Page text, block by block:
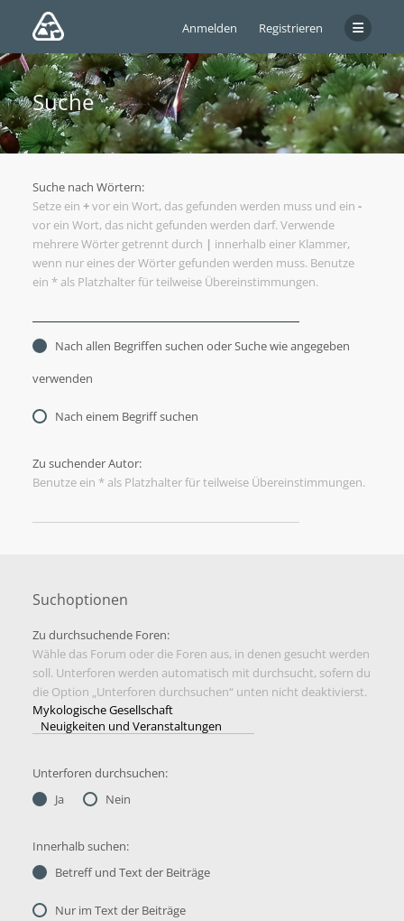
Anmelden Registrieren
Suche
Suche nach Wörtern:
Setze ein +vor ein Wort, das gefunden werden muss und ein -
vor ein Wort, das nicht gefunden werden darf. Verwende
mehrere Wörter getrennt durch | innerhalb einer Klammer,
wenn nur eines der Wörter gefunden werden muss. Benutze
ein * als Platzhalter für teilweise Übereinstimmungen.
Nach allen Begriffen suchen oder Suche wie angegeben
verwenden
Nach einem Begriff suchen
Zu suchender Autor:
Benutze ein * als Platzhalter für teilweise Übereinstimmungen.
Suchoptionen
Zu durchsuchende Foren:
Wähle das Forum oder die Foren aus, in denen gesucht werden
soll. Unterforen werden automatisch mit durchsucht, sofern du
die Option „Unterforen durchsuchen“ unten nicht deaktivierst.
Unterforen durchsuchen:
Ja
Nein
Innerhalb suchen:
Betreff und Text der Beiträge
Nur im Text der Beiträge